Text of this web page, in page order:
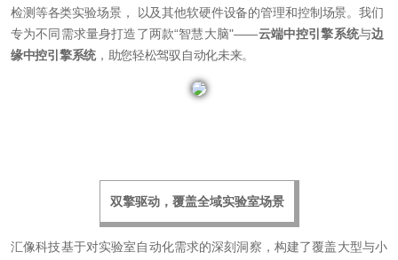
检测等各类实验场景， 以及其他软硬件设备的管理和控制场景。我们
专为不同需求量身打造了两款“智慧大脑"——云端中控引擎系统与边
缘中控引擎系统，助您轻松驾驭自动化未来。
双擎驱动，覆盖全域实验室场景
汇像科技基于对实验室自动化需求的深刻洞察，构建了覆盖大型与小